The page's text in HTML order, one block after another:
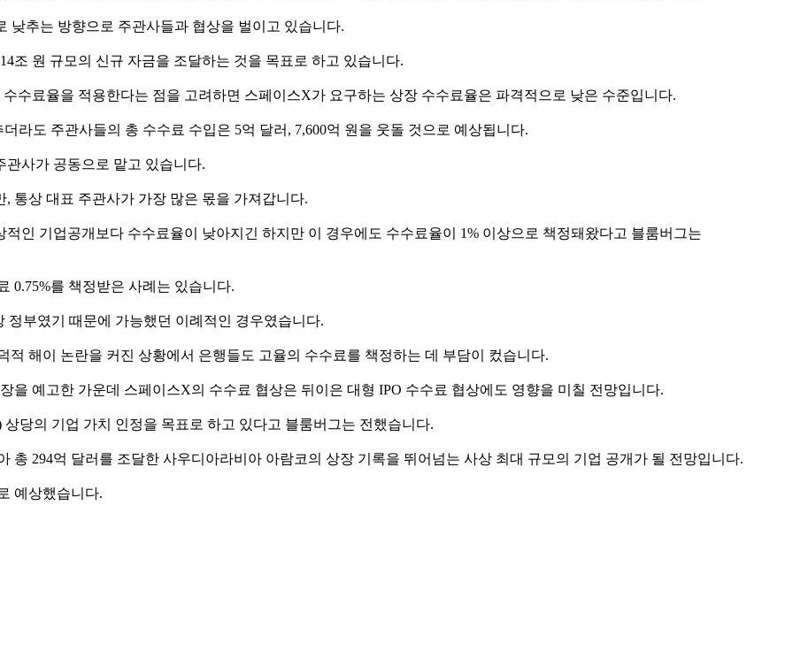
낮추는 방향으로 주관사들과 협상을 벌이고 있습니다.
조 원 규모의 신규 자금을 조달하는 것을 목표로 하고 있습니다.
수료율을 적용한다는 점을 고려하면 스페이스X가 요구하는 상장 수수료율은 파격적으로 낮은 수준입니다.
라도 주관사들의 총 수수료 수입은 5억 달러, 7,600억 원을 웃돌 것으로 예상됩니다.
사가 공동으로 맡고 있습니다.
통상 대표 주관사가 가장 많은 몫을 가져갑니다.
인 기업공개보다 수수료율이 낮아지긴 하지만 이 경우에도 수수료율이 1% 이상으로 책정돼왔다고 블룸버그는
0.75%를 책정받은 사례는 있습니다.
부였기 때문에 가능했던 이례적인 경우였습니다.
해이 논란을 커진 상황에서 은행들도 고율의 수수료를 책정하는 데 부담이 컸습니다.
예고한 가운데 스페이스X의 수수료 협상은 뒤이은 대형 IPO 수수료 협상에도 영향을 미칠 전망입니다.
당의 기업 가치 인정을 목표로 하고 있다고 블룸버그는 전했습니다.
총 294억 달러를 조달한 사우디아라비아 아람코의 상장 기록을 뛰어넘는 사상 최대 규모의 기업 공개가 될 전망입니다.
예상했습니다.